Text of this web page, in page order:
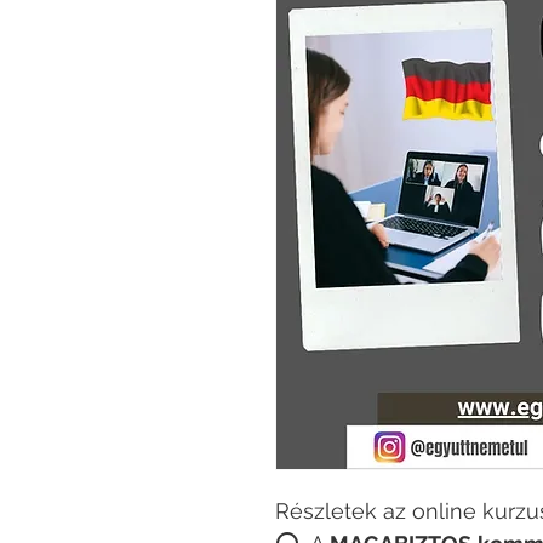
Részletek az online